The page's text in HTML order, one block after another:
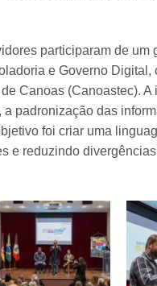
participaram de um
e Governo Digital,
Canoas (Canoastec).
padronização das
foi criar uma
e reduzindo